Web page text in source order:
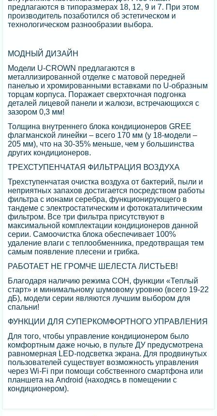
предлагаются в типоразмерах 18, 12, 9 и 7. При этом
производитель позаботился об эстетическом и
технологическом разнообразии выбора.
МОДНЫЙ ДИЗАЙН
Модели U-CROWN предлагаются в
металлизированной отделке с матовой передней
панелью и хромированными вставками по U-образным
торцам корпуса. Поражает сверхточная подгонка
деталей лицевой панели и жалюзи, встречающихся с
зазором 0,3 мм!
Толщина внутреннего блока кондиционеров GREE
флагманской линейки – всего 170 мм (у 18-модели –
205 мм), что на 30-35% меньше, чем у большинства
других кондиционеров.
ТРЕХСТУПЕНЧАТАЯ ФИЛЬТРАЦИЯ ВОЗДУХА
Трехступенчатая очистка воздуха от бактерий, пыли и
неприятных запахов достигается посредством работы
фильтра с ионами серебра, функционирующего в
тандеме с электростатическим и фотокаталитическим
фильтром. Все три фильтра присутствуют в
максимальной комплектации кондиционеров данной
серии. Самоочистка блока обеспечивает 100%
удаление влаги с теплообменника, предотвращая тем
самым появление плесени и грибка.
РАБОТАЕТ НЕ ГРОМЧЕ ШЕЛЕСТА ЛИСТЬЕВ!
Благодаря наличию режима СОН, функции «Теплый
старт» и минимальному шумовому уровню (всего 19-22
дБ), модели серии являются лучшим выбором для
спальни!
ФУНКЦИИ ДЛЯ СУПЕРКОМФОРТНОГО УПРАВЛЕНИЯ
Для того, чтобы управление кондиционером было
комфортным даже ночью, в пульте ДУ предусмотрена
равномерная LED-подсветка экрана. Для продвинутых
пользователей существует возможность управления
через Wi-Fi при помощи собственного смартфона или
планшета на Android (находясь в помещении с
кондиционером).